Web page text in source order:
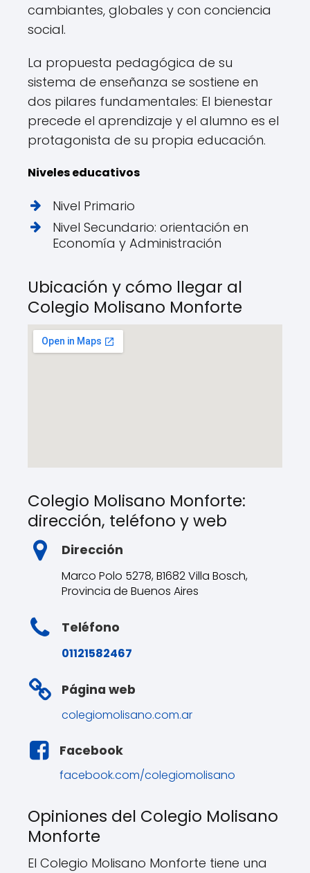
cambiantes, globales y con conciencia
social.
La propuesta pedagógica de su
sistema de enseñanza se sostiene en
dos pilares fundamentales: El bienestar
precede el aprendizaje y el alumno es el
protagonista de su propia educación.
Niveles educativos
Nivel Primario
Nivel Secundario: orientación en
Economía y Administración
Ubicación y cómo llegar al
Colegio Molisano Monforte
Colegio Molisano Monforte:
dirección, teléfono y web
Dirección
Marco Polo 5278, B1682 Villa Bosch,
Provincia de Buenos Aires
Teléfono
01121582467
Página web
colegiomolisano.com.ar
Facebook
facebook.com/colegiomolisano
Opiniones del Colegio Molisano
Monforte
El Colegio Molisano Monforte tiene una